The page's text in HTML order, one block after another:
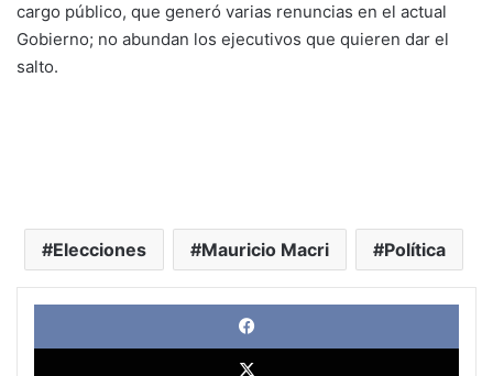
cargo público, que generó varias renuncias en el actual
Gobierno; no abundan los ejecutivos que quieren dar el
salto.
Elecciones Mauricio Macri Política
X